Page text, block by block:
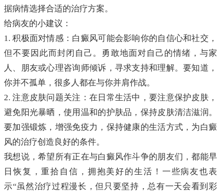
据病情选择合适的治疗方案。
给病友的小建议：
1. 积极面对情感：白癜风可能会影响你的自信心和社交，
但不要因此而封闭自己。勇敢地面对自己的情绪，与家
人、朋友或心理咨询师倾诉，寻求支持和理解。要知道，
你并不孤单，很多人都在与你并肩作战。
2. 注意皮肤问题关注：在日常生活中，要注意保护皮肤，
避免阳光暴晒，使用温和的护肤品，保持皮肤清洁滋润。
要加强锻炼，增强免疫力，保持健康的生活方式，为白癜
风的治疗创造良好的条件。
我想说，希望所有正在与白癜风作斗争的朋友们，都能早
日恢复，重拾自信，拥抱美好的生活！一些病友也表
示“虽然治疗过程漫长，但只要坚持，总有一天会看到彩